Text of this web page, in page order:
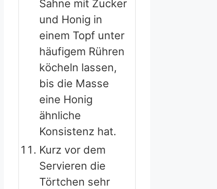
Sahne mit Zucker
und Honig in
einem Topf unter
häufigem Rühren
köcheln lassen,
bis die Masse
eine Honig
ähnliche
Konsistenz hat.
Kurz vor dem
Servieren die
Törtchen sehr